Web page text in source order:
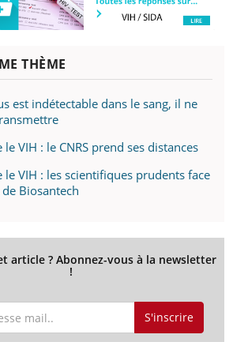
THÈME
est indétectable dans le sang, il ne
VIH : le CNRS prend ses distances
le VIH : les scientifiques prudents face
Biosantech
article ? Abonnez-vous à la newsletter
!
S'inscrire